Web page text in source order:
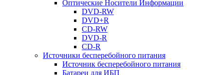
Оптические Носители Информации
DVD-RW
DVD+R
CD-RW
DVD-R
CD-R
Источники бесперебойного питания
Источник бесперебойного питания
Батареи для ИБП